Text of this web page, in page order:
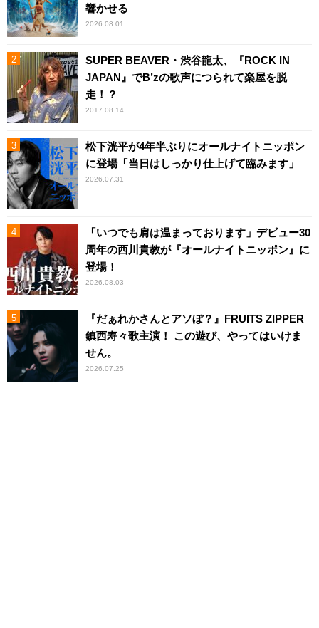
響かせる
2026.08.01
SUPER BEAVER・渋谷龍太、『ROCK IN
JAPAN』でB’zの歌声につられて楽屋を脱
走！？
2017.08.14
松下洸平が4年半ぶりにオールナイトニッポン
に登場「当日はしっかり仕上げて臨みます」
2026.07.31
「いつでも肩は温まっております」デビュー30
周年の西川貴教が『オールナイトニッポン』に
登場！
2026.08.03
『だぁれかさんとアソぼ？』FRUITS ZIPPER
鎮西寿々歌主演！ この遊び、やってはいけま
せん。
2026.07.25